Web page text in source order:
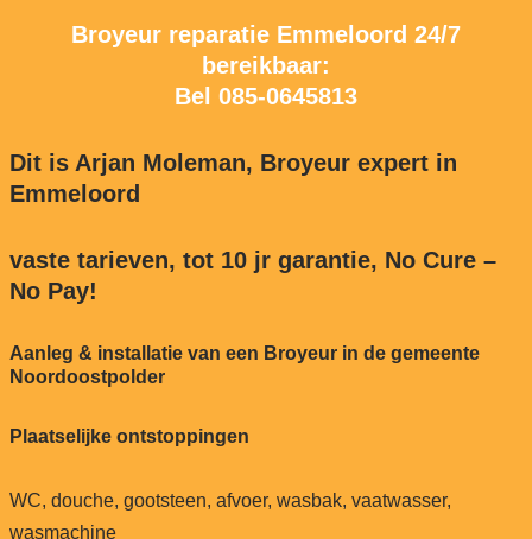
Broyeur reparatie Emmeloord 24/7
bereikbaar:
Bel 085-0645813
Dit is Arjan Moleman, Broyeur expert in
Emmeloord
vaste tarieven, tot 10 jr garantie, No Cure –
No Pay!
Aanleg & installatie van een Broyeur in de gemeente
Noordoostpolder
Plaatselijke ontstoppingen
WC, douche, gootsteen, afvoer, wasbak, vaatwasser,
wasmachine